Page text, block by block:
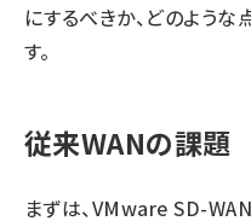
にするべきか、どのよう
す。
従来WANの課題
まずは、VMware SD-